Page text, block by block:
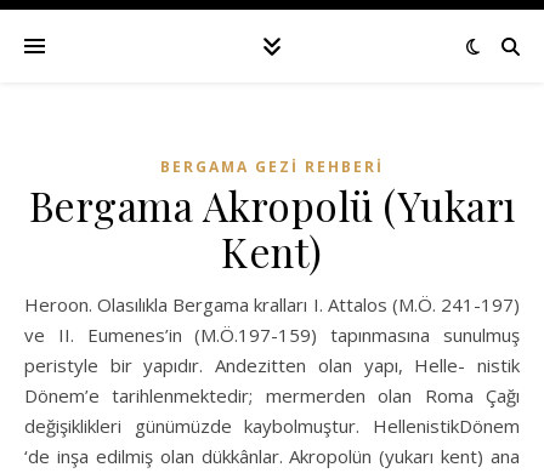
BERGAMA GEZI REHBERI
Bergama Akropolü (Yukarı
Kent)
Heroon. Olasılıkla Bergama kralları I. Attalos (M.Ö. 241-197)
ve II. Eumenes’in (M.Ö.197-159) tapınmasına sunulmuş
peristyle bir yapıdır. Andezitten olan yapı, Helle- nistik
Dönem’e tarihlenmektedir; mermerden olan Roma Çağı
değişiklikleri günümüzde kaybolmuştur. HellenistikDönem
‘de inşa edilmiş olan dükkânlar. Akropolün (yukarı kent) ana